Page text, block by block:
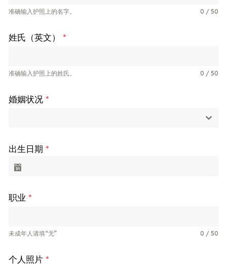
准确输入护照上的名字。 0 / 50
姓氏（英文）*
准确输入护照上的姓氏。 0 / 50
婚姻状况*
出生日期*
职业*
未成年人请填“无” 0 / 50
个人照片*